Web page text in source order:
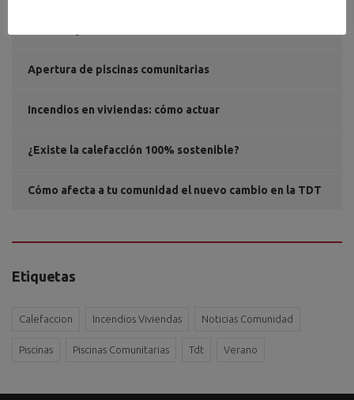
Apertura de piscinas comunitarias
Incendios en viviendas: cómo actuar
¿Existe la calefacción 100% sostenible?
Cómo afecta a tu comunidad el nuevo cambio en la TDT
Etiquetas
Calefaccion Incendios Viviendas Noticias Comunidad
Piscinas Piscinas Comunitarias Tdt Verano